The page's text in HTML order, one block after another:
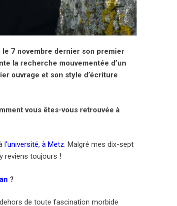
7 novembre dernier son premier
la recherche mouvementée d’un
ouvrage et son style d’écriture
vous êtes-vous retrouvée à
l’université, à Metz. Malgré mes dix-sept
reviens toujours !
?
de toute fascination morbide